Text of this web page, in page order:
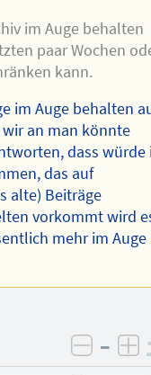
im Auge behalten
paar Wochen
kann.
im Auge behalten
an man könnte
dass würde
das auf
alte) Beiträge
vorkommt wird
mehr im Auge
–